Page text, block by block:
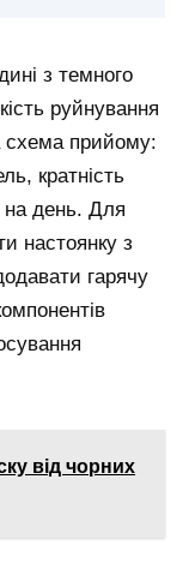
з темного
руйнування
схема прийому:
кратність
на день. Для
настоянку з
гарячу
від чорних